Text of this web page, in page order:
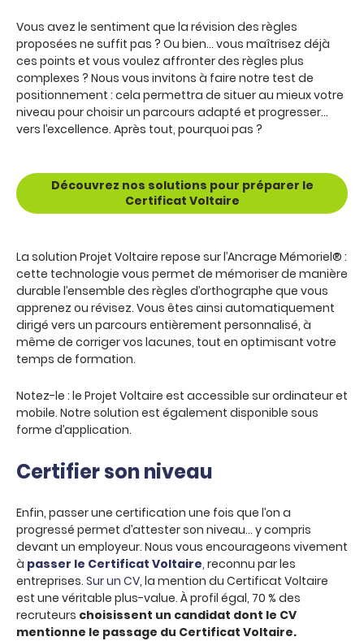
Vous avez le sentiment que la révision des règles
proposées ne suffit pas ? Ou bien… vous maîtrisez déjà
ces points et vous voulez affronter des règles plus
complexes ? Nous vous invitons à faire notre test de
positionnement : cela permettra de situer au mieux votre
niveau pour choisir un parcours adapté et progresser…
vers l’excellence. Après tout, pourquoi pas ?
Découvrez nos solutions pour préparer le
Certificat Voltaire
La solution Projet Voltaire repose sur l’Ancrage Mémoriel® :
cette technologie vous permet de mémoriser de manière
durable l’ensemble des règles d’orthographe que vous
apprenez ou révisez. Vous êtes ainsi automatiquement
dirigé vers un parcours entièrement personnalisé, à
même de corriger vos lacunes, tout en optimisant votre
temps de formation.
Notez-le : le Projet Voltaire est accessible sur ordinateur et
mobile. Notre solution est également disponible sous
forme d’application.
Certifier son niveau
Enfin, passer une certification une fois que l’on a
progressé permet d’attester son niveau… y compris
devant un employeur. Nous vous encourageons vivement
à passer le Certificat Voltaire, reconnu par les
entreprises. Sur un CV, la mention du Certificat Voltaire
est une véritable plus-value. À profil égal, 70 % des
recruteurs choisissent un candidat dont le CV
mentionne le passage du Certificat Voltaire.